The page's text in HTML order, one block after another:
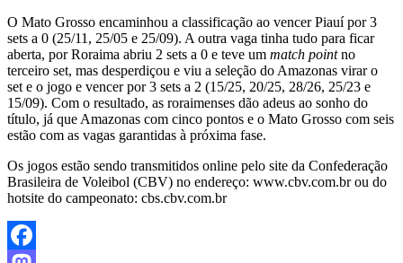
O Mato Grosso encaminhou a classificação ao vencer Piauí por 3
sets a 0 (25/11, 25/05 e 25/09). A outra vaga tinha tudo para ficar
aberta, por Roraima abriu 2 sets a 0 e teve um match pointno
terceiro set, mas desperdiçou e viu a seleção do Amazonas virar o
set e o jogo e vencer por 3 sets a 2 (15/25, 20/25, 28/26, 25/23 e
15/09). Com o resultado, as roraimenses dão adeus ao sonho do
título, já que Amazonas com cinco pontos e o Mato Grosso com seis
estão com as vagas garantidas à próxima fase.
Os jogos estão sendo transmitidos online pelo site da Confederação
Brasileira de Voleibol (CBV) no endereço: www.cbv.com.br ou do
hotsite do campeonato: cbs.cbv.com.br